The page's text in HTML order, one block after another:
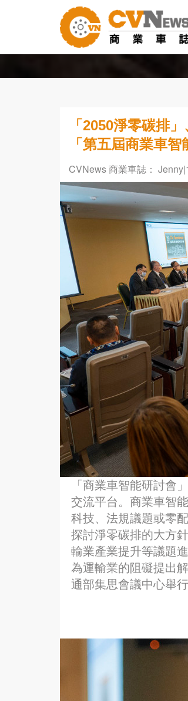
「2050淨零碳排
「第五屆商業車
CVNews 商業車誌： Jenny
「商業車智能研討會
交流平台。商業車智
科技、法規議題或零
探討淨零碳排的大方
輸業產業提升等議題
為運輸業的阻礙提出
通部集思會議中心舉